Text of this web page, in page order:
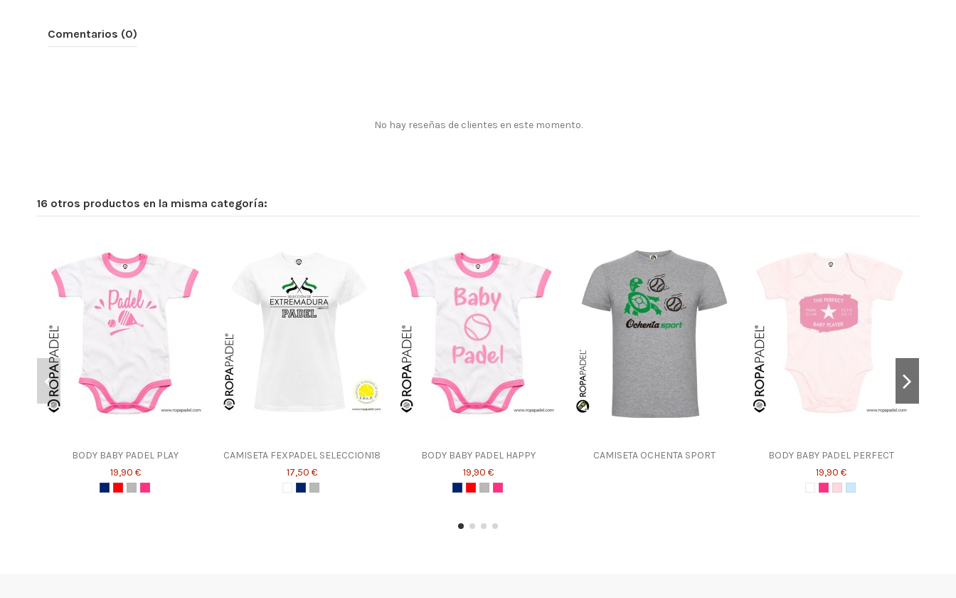
Comentarios (0)
No hay reseñas de clientes en este momento.
16 otros productos en la misma categoría:
BODY BABY PADEL PLAY
19,90 €
CAMISETA FEXPADEL SELECCION18
17,50 €
BODY BABY PADEL HAPPY
19,90 €
CAMISETA OCHENTA SPORT
BODY BABY PADEL PERFECT
19,90 €